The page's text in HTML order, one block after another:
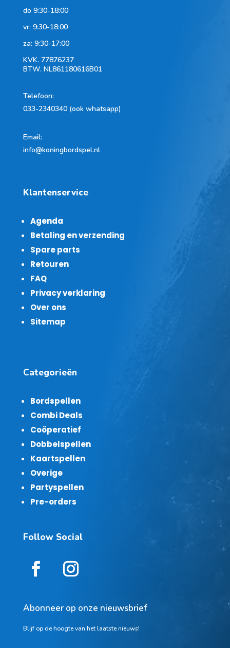
do 9:30-18:00
vr: 9:30-18:00
za: 9:30-17:00
KVK. 77876237
BTW. NL861180616B01
Telefoon:
033-2340340 (ook whatsapp)
Email:
info@koningbordspel.nl
Klantenservice
Agenda
Betaling en verzending
Spare parts
Retouren
FAQ
Privacy verklaring
Over ons
Sitemap
Categorieën
Bordspellen
Combi Deals
Coöperatief
Dobbelspellen
Kaartspellen
Overige
Partyspellen
Pre-orders
Follow Social
Abonneer op onze nieuwsbrief
Blijf op de hoogte van het laatste nieuws!